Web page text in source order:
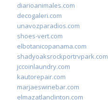
diarioanimales.com
decogaleri.com
unavozparadios.com
shoes-vert.com
elbotanicopanama.com
shadyoaksrockportrvpark.com
jccoinlaundry.com
kautorepair.com
marjaeswinebar.com
elmazatlanclinton.com